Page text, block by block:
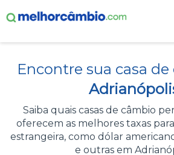
CASAS DE CÂMBIO
DÓLAR HOJE
ALERTA DE CÂMBIO
Encontre sua casa
Saiba quais casas de câmbio
oferecem as melhores taxas
estrangeira, como dólar
e outras em